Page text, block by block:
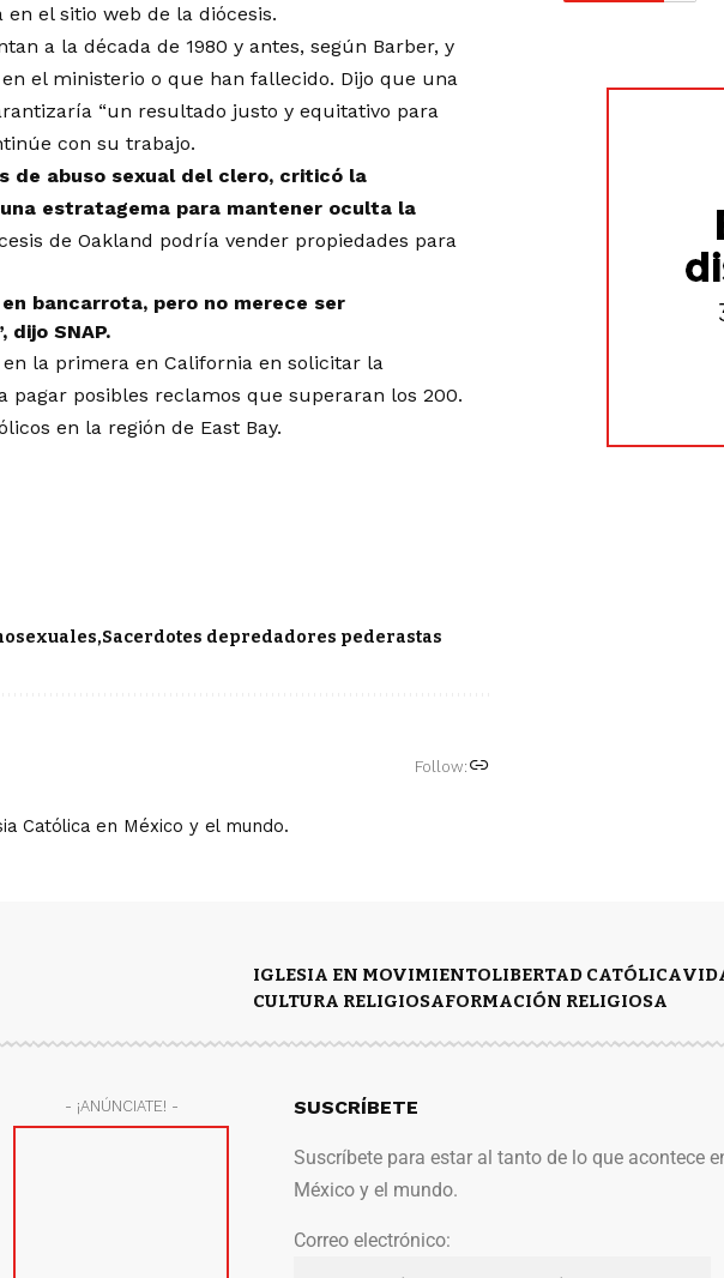
el sitio web de la diócesis.
a la década de 1980 y antes, según Barber, y
el ministerio o que han fallecido. Dijo que una
“un resultado justo y equitativo para
con su trabajo.
de abuso sexual del clero, criticó la
estratagema para mantener oculta la
de Oakland podría vender propiedades para
bancarrota, pero no merece ser
SNAP.
en la primera en California en solicitar la
pagar posibles reclamos que superaran los 200.
en la región de East Bay.
Sacerdotes depredadores pederastas
Follow:
Católica en México y el mundo.
IGLESIA EN MOVIMIENTOLIBERTAD CATÓLICA
CULTURA RELIGIOSAFORMACIÓN RELIGIOSA
- ¡ANÚNCIATE! - SUSCRÍBETE
Suscríbete para estar al tanto de lo que acontece
México y el mundo.
Correo electrónico: